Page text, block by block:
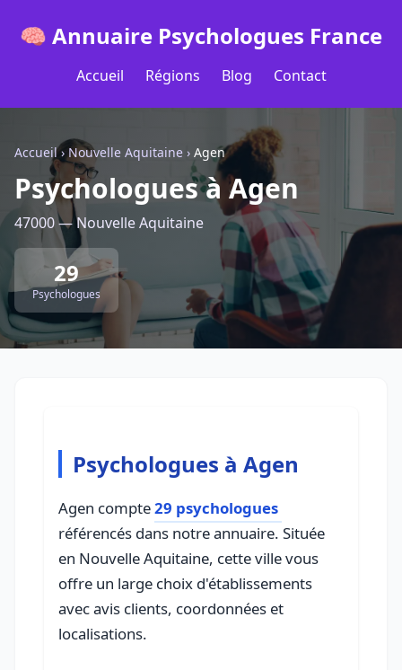
🧠 Annuaire Psychologues France
Accueil Régions Blog Contact
Accueil› Nouvelle Aquitaine › Agen
Psychologues à Agen
47000 — Nouvelle Aquitaine
29
Psychologues
Psychologues à Agen
Agen compte29 psychologues
référencés dans notre annuaire. Située
en Nouvelle Aquitaine, cette ville vous
offre un large choix d'établissements
avec avis clients, coordonnées et
localisations.